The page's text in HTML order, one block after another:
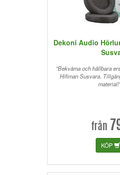
Dekoni Audio
"Bekväma och hållbara
Hifiman Susvara.
från
KÖP